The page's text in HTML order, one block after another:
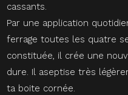
cassants.
Par une application
ferrage toutes les quatre
constituée, il crée une
dure. Il aseptise très
ta boite cornée.